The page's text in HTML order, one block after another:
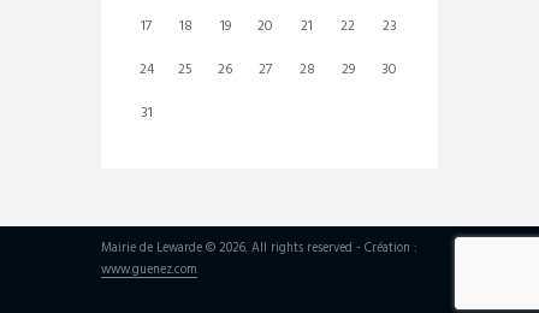
17
18 19 20 21 22
23
24
25 26 27 28 29
30
31
Mairie de Lewarde © 2026. All rights reserved - Création :
www.guenez.com